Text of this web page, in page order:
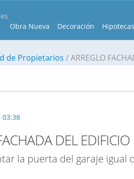
Obra Nueva Decoración Hipotecas
de Propietarios ARREGLO
03:38
DEL EDIFICIO
la puerta del garaje igual